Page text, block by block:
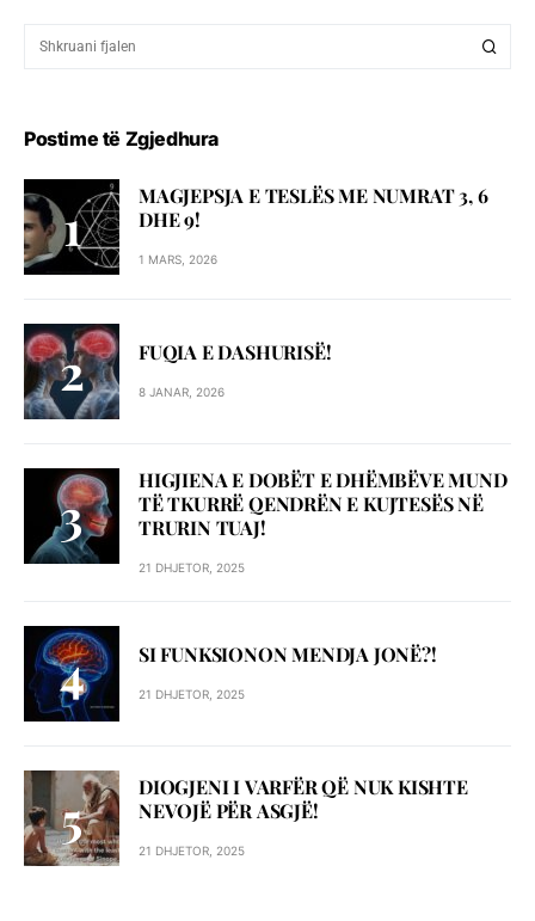
Postime të Zgjedhura
MAGJEPSJA E TESLËS ME NUMRAT 3, 6
DHE 9!
1 MARS, 2026
FUQIA E DASHURISË!
8 JANAR, 2026
HIGJIENA E DOBËT E DHËMBËVE MUND
TË TKURRË QENDRËN E KUJTESËS NË
TRURIN TUAJ!
21 DHJETOR, 2025
SI FUNKSIONON MENDJA JONË?!
21 DHJETOR, 2025
DIOGJENI I VARFËR QË NUK KISHTE
NEVOJË PËR ASGJË!
21 DHJETOR, 2025